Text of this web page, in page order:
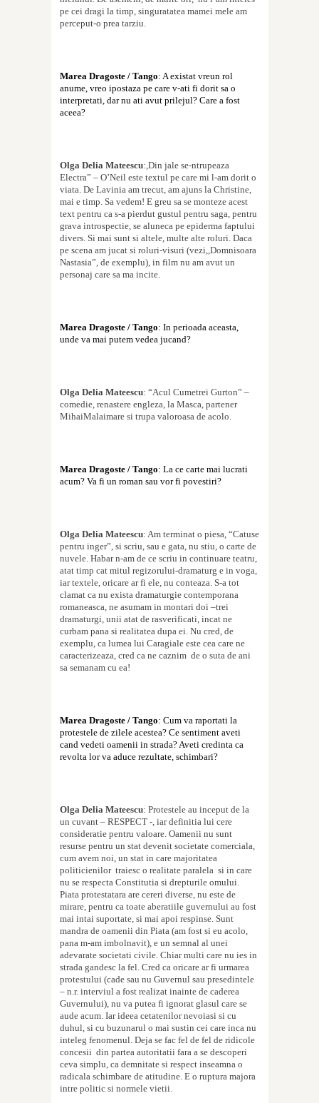
pe cei dragi la timp, singuratatea mamei mele am
perceput-o prea tarziu.
Marea Dragoste / Tango: A existat vreun rol
anume, vreo ipostaza pe care v-ati fi dorit sa o
interpretati, dar nu ati avut prilejul? Care a fost
aceea?
Olga Delia Mateescu:,Din jale se-ntrupeaza
Electra” – O’Neil este textul pe care mi l-am dorit o
viata. De Lavinia am trecut, am ajuns la Christine,
mai e timp. Sa vedem! E greu sa se monteze acest
text pentru ca s-a pierdut gustul pentru saga, pentru
grava introspectie, se aluneca pe epiderma faptului
divers. Si mai sunt si altele, multe alte roluri. Daca
pe scena am jucat si roluri-visuri (vezi,,Domnisoara
Nastasia”, de exemplu), in film nu am avut un
personaj care sa ma incite.
Marea Dragoste / Tango: In perioada aceasta,
unde va mai putem vedea jucand?
Olga Delia Mateescu: “Acul Cumetrei Gurton” –
comedie, renastere engleza, la Masca, partener
MihaiMalaimare si trupa valoroasa de acolo.
Marea Dragoste / Tango: La ce carte mai lucrati
acum? Va fi un roman sau vor fi povestiri?
Olga Delia Mateescu: Am terminat o piesa, “Catuse
pentru inger”, si scriu, sau e gata, nu stiu, o carte de
nuvele. Habar n-am de ce scriu in continuare teatru,
atat timp cat mitul regizorului-dramaturg e in voga,
iar textele, oricare ar fi ele, nu conteaza. S-a tot
clamat ca nu exista dramaturgie contemporana
romaneasca, ne asumam in montari doi –trei
dramaturgi, unii atat de rasverificati, incat ne
curbam pana si realitatea dupa ei. Nu cred, de
exemplu, ca lumea lui Caragiale este cea care ne
caracterizeaza, cred ca ne caznim de o suta de ani
sa semanam cu ea!
Marea Dragoste / Tango: Cum va raportati la
protestele de zilele acestea? Ce sentiment aveti
cand vedeti oamenii in strada? Aveti credinta ca
revolta lor va aduce rezultate, schimbari?
Olga Delia Mateescu: Protestele au inceput de la
un cuvant – RESPECT -, iar definitia lui cere
consideratie pentru valoare. Oamenii nu sunt
resurse pentru un stat devenit societate comerciala,
cum avem noi, un stat in care majoritatea
politicienilor traiesc o realitate paralela si in care
nu se respecta Constitutia si drepturile omului.
Piata protestatara are cereri diverse, nu este de
mirare, pentru ca toate aberatiile guvernului au fost
mai intai suportate, si mai apoi respinse. Sunt
mandra de oamenii din Piata (am fost si eu acolo,
pana m-am imbolnavit), e un semnal al unei
adevarate societati civile. Chiar multi care nu ies in
strada gandesc la fel. Cred ca oricare ar fi urmarea
protestului (cade sau nu Guvernul sau presedintele
– n.r. interviul a fost realizat inainte de caderea
Guvernului), nu va putea fi ignorat glasul care se
aude acum. Iar ideea cetatenilor nevoiasi si cu
duhul, si cu buzunarul o mai sustin cei care inca nu
inteleg fenomenul. Deja se fac fel de fel de ridicole
concesii din partea autoritatii fara a se descoperi
ceva simplu, ca demnitate si respect inseamna o
radicala schimbare de atitudine. E o ruptura majora
intre politic si normele vietii.